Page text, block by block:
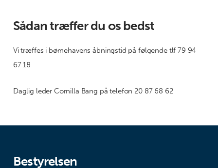
Sådan træffer du os bedst
Vi træffes i børnehavens åbningstid på følgende tlf 79 94
67 18
Daglig leder Cornilla Bang på telefon 20 87 68 62
Bestyrelsen